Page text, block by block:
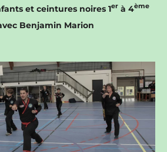
et ceintures noires 1erà 4ème
Benjamin Marion